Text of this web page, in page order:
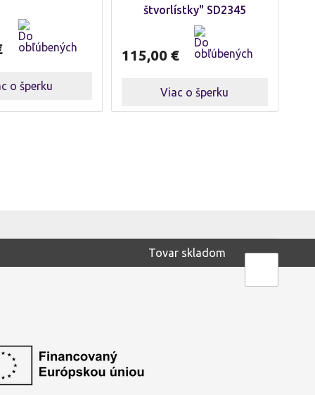
o šperku
štvorlístky" SD2345
115,00 €
Viac o šperku
Tovar skladom